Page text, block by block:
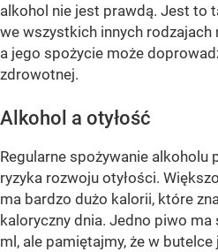
alkohol nie jest prawdą. Jest to
we wszystkich innych
a jego spożycie może
zdrowotnej.
Alkohol a otyłość
Regularne spożywanie alkoholu
ryzyka rozwoju otyłości.
ma bardzo dużo kalorii, które
kaloryczny dnia. Jedno piwo
ml, ale pamiętajmy, że w